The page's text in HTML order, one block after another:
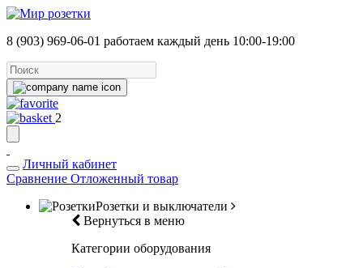
8 (903) 969-06-01 работаем каждый день 10:00-19:00
2
Личный кабинет
Сравнение Отложенный товар
Розетки и выключатели
Вернуться в меню
Категории оборудования